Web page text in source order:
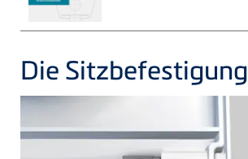
Die Sitzbefestigung